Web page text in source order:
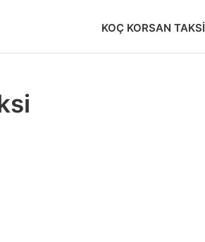
KOÇ KORSAN TAKSI